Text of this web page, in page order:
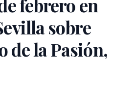
febrero en
sobre
de la Pasión,